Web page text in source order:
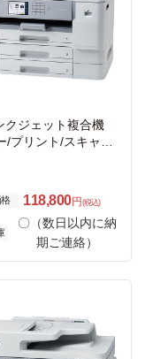
クジェット複合機
/プリント/スキャン/
118,800円 (税込)
〇（数日以内に納
期ご連絡）